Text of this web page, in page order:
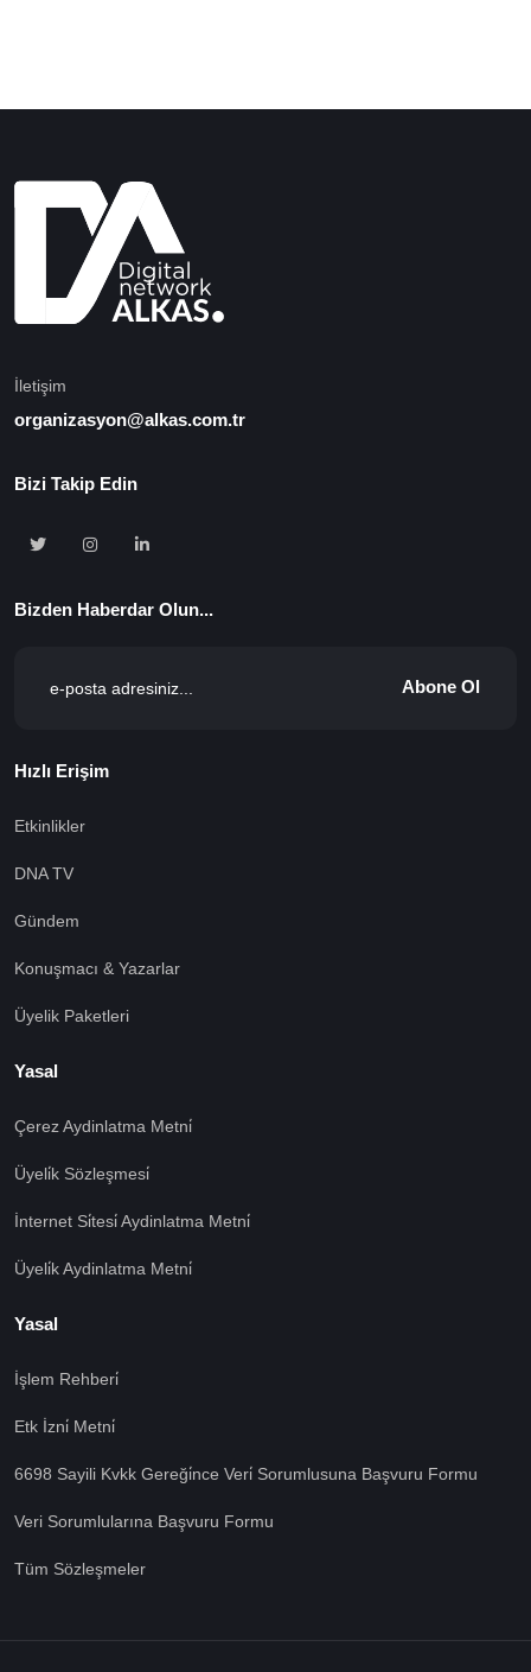
İletişim
organizasyon@alkas.com.tr
Bizi Takip Edin
Bizden Haberdar Olun...
Abone Ol
Hızlı Erişim
Etkinlikler
DNA TV
Gündem
Konuşmacı & Yazarlar
Üyelik Paketleri
Yasal
Çerez Aydinlatma Metni̇
Üyeli̇k Sözleşmesi̇
İnternet Si̇tesi̇ Aydinlatma Metni̇
Üyeli̇k Aydinlatma Metni̇
Yasal
İşlem Rehberi̇
Etk İzni̇ Metni̇
6698 Sayili Kvkk Gereği̇nce Veri̇ Sorumlusuna Başvuru Formu
Veri Sorumlularına Başvuru Formu
Tüm Sözleşmeler